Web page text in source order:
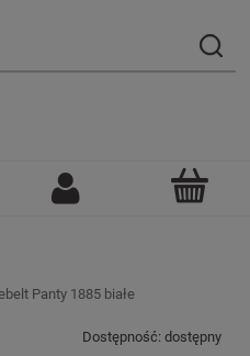
Panty 1885 białe
Dostępność: dostępny